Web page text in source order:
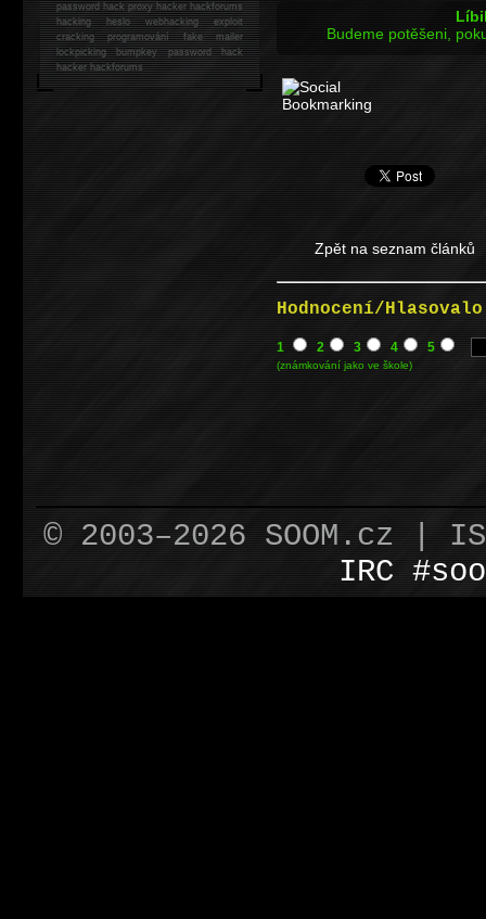
Budeme potěšeni,
Zpět na seznam článků
Hodnocení/
1 2 3 4 5
(známkování jako ve škole)
password hack proxy hacker hackforums
hacking heslo webhacking exploit
cracking programování fake mailer
lockpicking bumpkey password hack
hackerhackforums
© 2003–2026 SOOM.cz |
IRC